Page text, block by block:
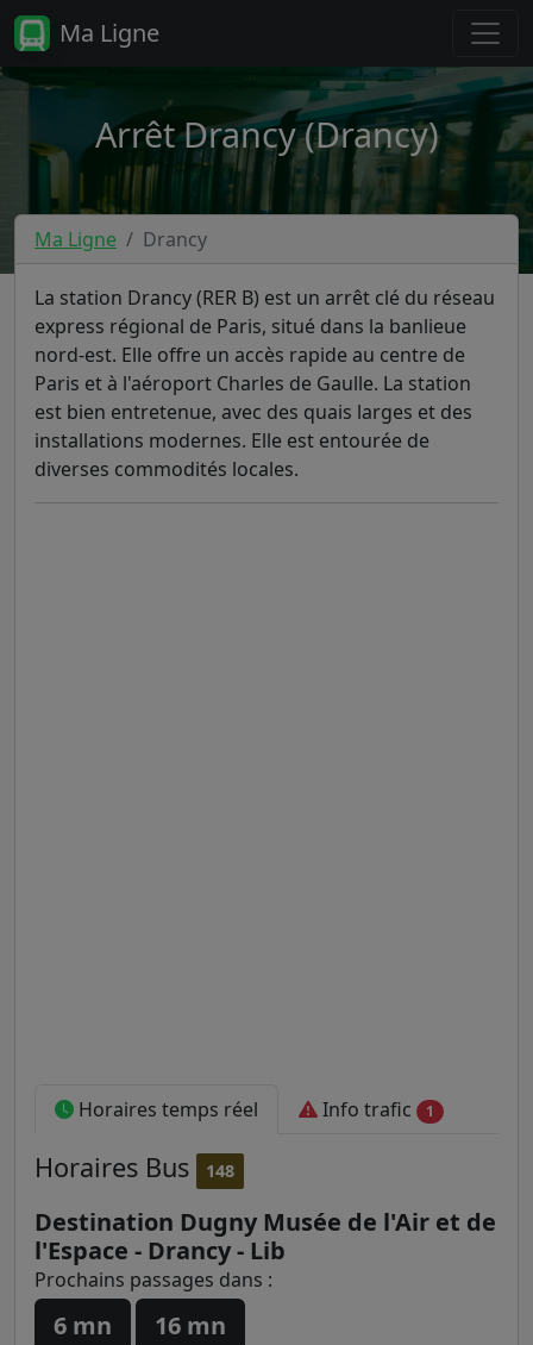
Ma Ligne
Arrêt Drancy (Drancy)
Ma Ligne Drancy
La station Drancy (RER B) est un arrêt clé du réseau
express régional de Paris, situé dans la banlieue
nord-est. Elle offre un accès rapide au centre de
Paris et à l'aéroport Charles de Gaulle. La station
est bien entretenue, avec des quais larges et des
installations modernes. Elle est entourée de
diverses commodités locales.
Horaires temps réel Info trafic 1
Horaires Bus 148
Destination Dugny Musée de l'Air et de
l'Espace - Drancy - Lib
Prochains passages dans :
6 mn
16 mn